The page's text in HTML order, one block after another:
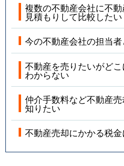
複数の不動産会社に不
見積もりして比較したい
今の不動産会社の担当
不動産を売りたいがど
わからない
仲介手数料など不動産
知りたい
不動産売却にかかる税